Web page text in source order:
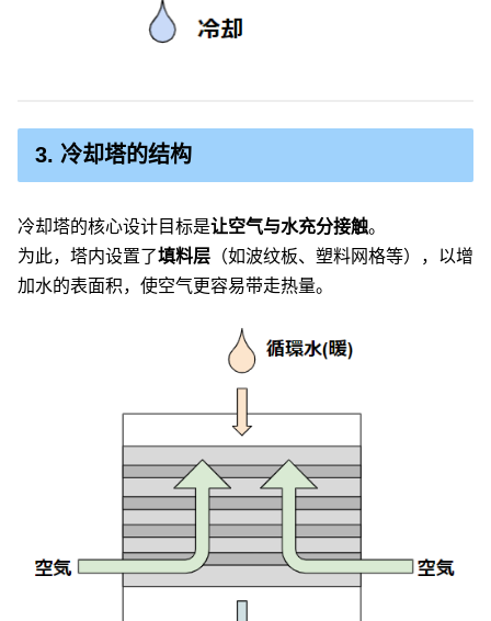
3. 冷却塔的结构
冷却塔的核心设计目标是让空气与水充分接触。
为此，塔内设置了填料层 （如波纹板、塑料网格等），以增
加水的表面积，使空气更容易带走热量。